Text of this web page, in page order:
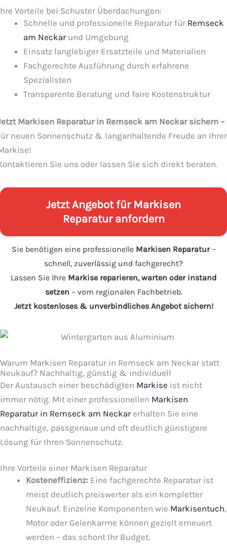
Vorteile bei Schuster Überdachungen:
Schnelle und professionelle Reparatur für Remseck
am Neckarund Umgebung
Einsatz langlebiger Ersatzteile und Materialien
Fachgerechte Ausführung durch erfahrene
Spezialisten
Transparente Beratung und faire Kostenstruktur
Markisen Reparatur in Remseck am Neckar sichern –
neuen Sonnenschutz & langanhaltende Freude an Ihrer
Sie uns oder lassen Sie sich direkt beraten.
Jetzt Angebot für Markisen
Reparatur anfordern
Sie benötigen eine professionelle Markisen Reparatur–
schnell, zuverlässig und fachgerecht?
Lassen Sie Ihre Markise reparieren, warten oder instand
setzen – vom regionalen Fachbetrieb.
Jetzt kostenloses & unverbindliches Angebot sichern!
Warum Markisen Reparatur in Remseck am Neckar statt
Neukauf? Nachhaltig, günstig & individuell
Der Austausch einer beschädigten Markise ist nicht
immer nötig. Mit einer professionellen Markisen
Reparatur in Remseck am Neckarerhalten Sie eine
nachhaltige, passgenaue und oft deutlich günstigere
Lösung für Ihren Sonnenschutz.
Ihre Vorteile einer Markisen Reparatur
Kosteneffizienz: Eine fachgerechte Reparatur ist
meist deutlich preiswerter als ein kompletter
Neukauf. Einzelne Komponenten wie Markisentuch,
Motor oder Gelenkarme können gezielt erneuert
werden – das schont Ihr Budget.